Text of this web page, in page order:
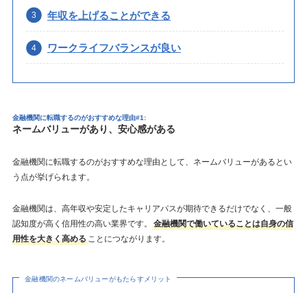
年収を上げることができる
ワークライフバランスが良い
金融機関に転職するのがおすすめな理由#1:
ネームバリューがあり、安心感がある
金融機関に転職するのがおすすめな理由として、ネームバリューがあるとい
う点が挙げられます。
金融機関は、高年収や安定したキャリアパスが期待できるだけでなく、一般
認知度が高く信用性の高い業界です。
金融機関で働いていることは自身の信
用性を大きく高めることにつながります。
金融機関のネームバリューがもたらすメリット